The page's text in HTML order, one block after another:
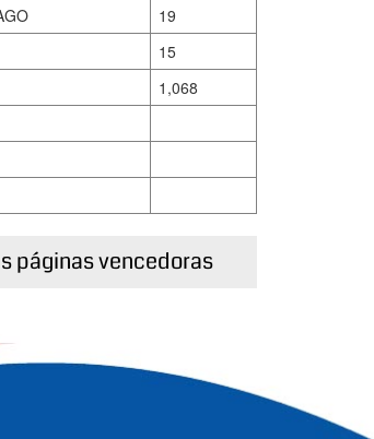
19
15
1,068
páginas vencedoras